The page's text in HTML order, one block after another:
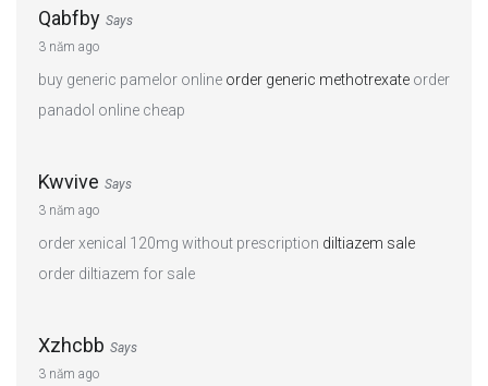
Qabfby Says
3 năm ago
buy generic pamelor online order generic methotrexate order
panadol online cheap
Kwvive Says
3 năm ago
order xenical 120mg without prescription diltiazem sale
order diltiazem for sale
Xzhcbb Says
3 năm ago